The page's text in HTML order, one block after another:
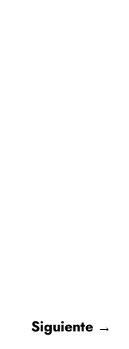
Siguiente→